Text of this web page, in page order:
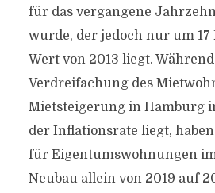
für das vergangene
wurde, der jedoch nur um 17
Wert von 2013 liegt.
Verdreifachung des
Mietsteigerung in Hamburg
der Inflationsrate liegt,
für Eigentumswohnungen
Neubau allein von 2019 auf